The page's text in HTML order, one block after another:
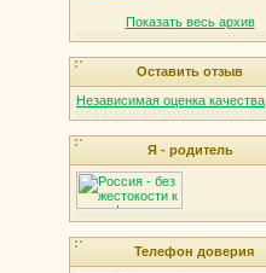
Показать весь архив
Оставить отзыв
Независимая оценка качества
Я - родитель
Телефон доверия